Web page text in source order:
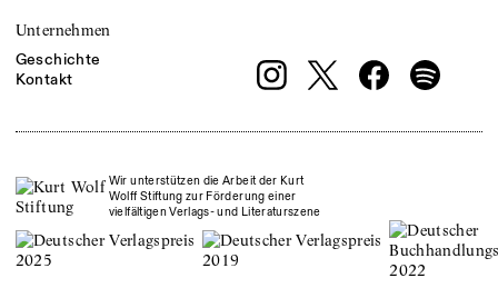
Unternehmen
Geschichte
Kontakt
Wir unterstützen die Arbeit der Kurt
Wolff Stiftung zur Förderung einer
vielfältigen Verlags- und Literaturszene